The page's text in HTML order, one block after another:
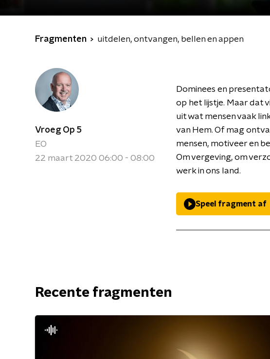
Fragmenten uitdelen, ontvangen, bellen en appen
Vroeg Op 5
EO
22 maart 2020 06:00 - 08:00
Dominees en
op het lijstje. Maar dat
uit wat mensen vaak
van Hem. Of mag
mensen, motiveer en
Om vergeving, om
werk in ons land.
Speel fragment af
Recente fragmenten